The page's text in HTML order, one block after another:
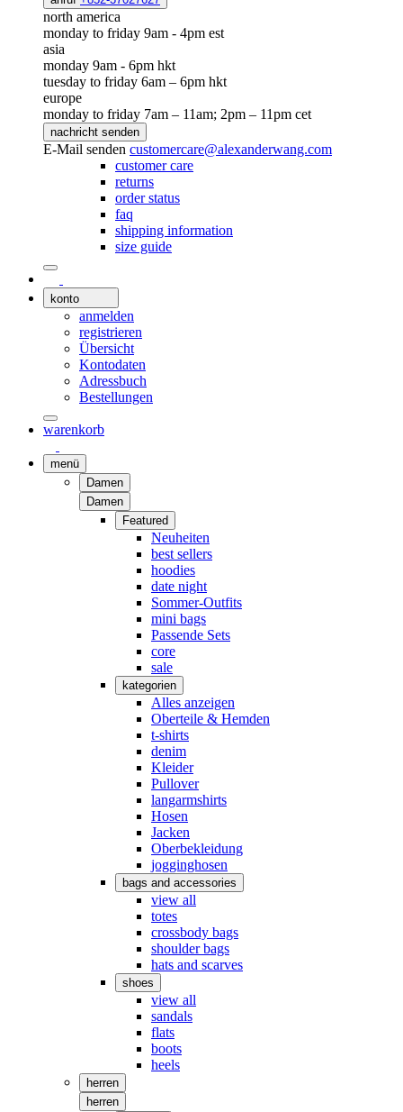
north america
monday to friday 9am - 4pm est
asia
monday 9am - 6pm hkt
tuesday to friday 6am – 6pm hkt
europe
monday to friday 7am – 11am; 2pm – 11pm cet
nachricht senden
E-Mail senden customercare@alexanderwang.com
customer care
returns
order status
faq
shipping information
size guide
konto
anmelden
registrieren
Übersicht
Kontodaten
Adressbuch
Bestellungen
warenkorb
menü
Damen
Damen
Featured
Neuheiten
best sellers
hoodies
date night
Sommer-Outfits
mini bags
Passende Sets
core
sale
kategorien
Alles anzeigen
Oberteile & Hemden
t-shirts
denim
Kleider
Pullover
langarmshirts
Hosen
Jacken
Oberbekleidung
jogginghosen
bags and accessories
view all
totes
crossbody bags
shoulder bags
hats and scarves
shoes
view all
sandals
flats
boots
heels
herren
herren